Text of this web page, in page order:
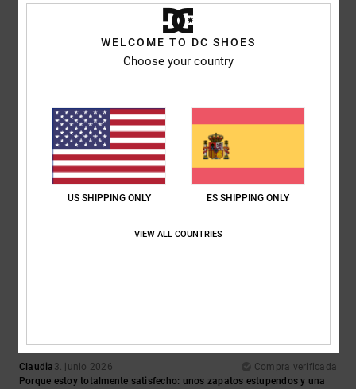
Relación calidad-precio
Recomiendo este producto
4 /5
16. junio 2026
Claudia 3. junio 2026
Compra verificada
Porque estoy totalmente satisfecho: unos zapatos estupendos y una
WELCOME TO DC SHOES
Choose your country
US SHIPPING ONLY ES SHIPPING ONLY
VIEW ALL COUNTRIES